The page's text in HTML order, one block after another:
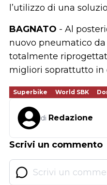
l’utilizzo di una
BAGNATO - Al
nuovo pneumatico
totalmente
migliori soprattutto in
Superbike World SBK
di Redazione
Scrivi un commento